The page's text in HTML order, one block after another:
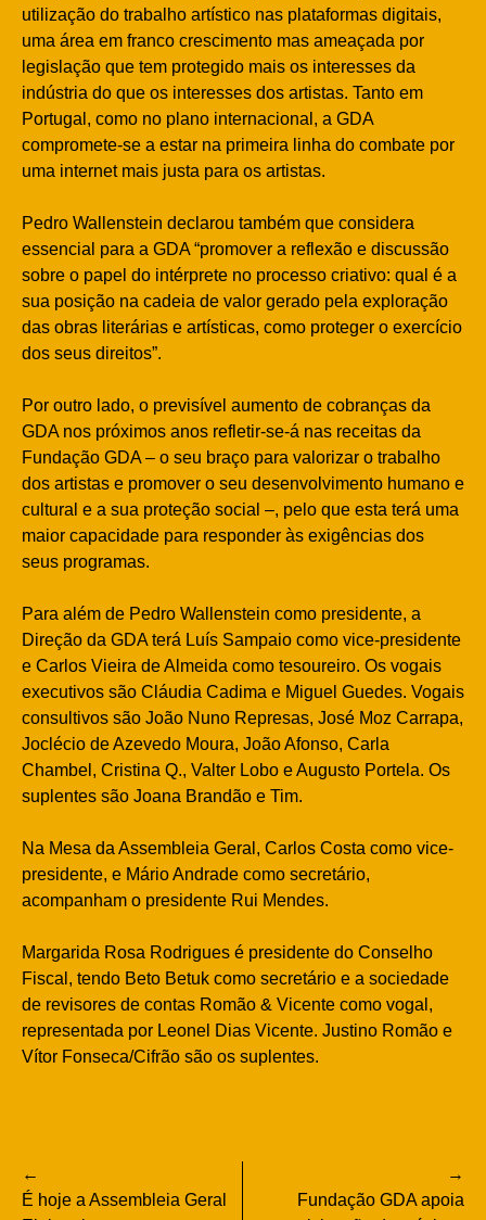
utilização do trabalho artístico nas plataformas digitais,
uma área em franco crescimento mas ameaçada por
legislação que tem protegido mais os interesses da
indústria do que os interesses dos artistas. Tanto em
Portugal, como no plano internacional, a GDA
compromete-se a estar na primeira linha do combate por
uma internet mais justa para os artistas.
Pedro Wallenstein declarou também que considera
essencial para a GDA “promover a reflexão e discussão
sobre o papel do intérprete no processo criativo: qual é a
sua posição na cadeia de valor gerado pela exploração
das obras literárias e artísticas, como proteger o exercício
dos seus direitos”.
Por outro lado, o previsível aumento de cobranças da
GDA nos próximos anos refletir-se-á nas receitas da
Fundação GDA – o seu braço para valorizar o trabalho
dos artistas e promover o seu desenvolvimento humano e
cultural e a sua proteção social –, pelo que esta terá uma
maior capacidade para responder às exigências dos
seus programas.
Para além de Pedro Wallenstein como presidente, a
Direção da GDA terá Luís Sampaio como vice-presidente
e Carlos Vieira de Almeida como tesoureiro. Os vogais
executivos são Cláudia Cadima e Miguel Guedes. Vogais
consultivos são João Nuno Represas, José Moz Carrapa,
Joclécio de Azevedo Moura, João Afonso, Carla
Chambel, Cristina Q., Valter Lobo e Augusto Portela. Os
suplentes são Joana Brandão e Tim.
Na Mesa da Assembleia Geral, Carlos Costa como vice-
presidente, e Mário Andrade como secretário,
acompanham o presidente Rui Mendes.
Margarida Rosa Rodrigues é presidente do Conselho
Fiscal, tendo Beto Betuk como secretário e a sociedade
de revisores de contas Romão & Vicente como vogal,
representada por Leonel Dias Vicente. Justino Romão e
Vítor Fonseca/Cifrão são os suplentes.
Navegação
É hoje a Assembleia Geral
Fundação GDA apoia